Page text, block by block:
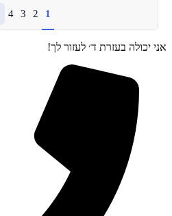
1
2
3
4
אני יכולה בעזרת ד׳ לעזור לך!